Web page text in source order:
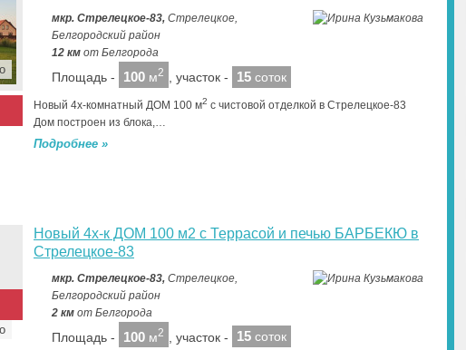
мкр. Стрелецкое-83, Стрелецкое,
Белгородский район
12 км от Белгорода
Площадь - 100 м2 , участок - 15 соток
Новый 4х-комнатный ДОМ 100 м2 с чистовой отделкой в Стрелецкое-83
Дом построен из блока,…
Подробнее »
Новый 4х-к ДОМ 100 м2 с Террасой и печью БАРБЕКЮ в
Стрелецкое-83
мкр. Стрелецкое-83, Стрелецкое,
Белгородский район
2 км от Белгорода
Площадь - 100 м2 , участок - 15 соток